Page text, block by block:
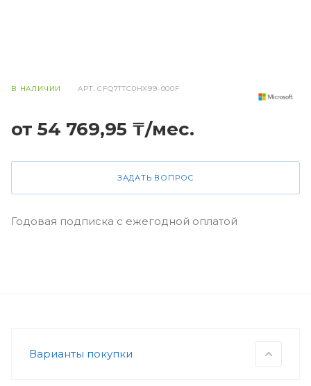
В НАЛИЧИИ АРТ.CFQ7TTC0HX99-000F
от 54 769,95 ₸/мес.
ЗАДАТЬ ВОПРОС
Годовая подписка с ежегодной оплатой
Варианты покупки